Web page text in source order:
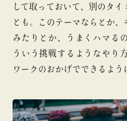
して取っておいて、別のタイ
とも。このテーマならとか、
みたりとか、うまくハマる
ういう挑戦するようなやり
ワークのおかげでできるよう